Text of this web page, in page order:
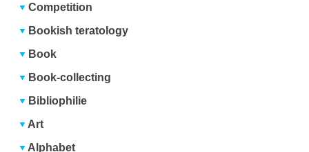
Competition
Bookish teratology
Book
Book-collecting
Bibliophilie
Art
Alphabet